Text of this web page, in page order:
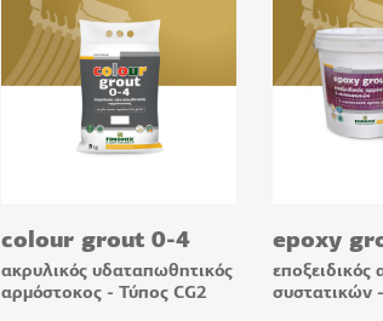
colour grout 0-4
ακρυλικός υδαταπωθητικός
αρμόστοκος - Τύπος CG2
epoxy
εποξειδικός
συστατικών